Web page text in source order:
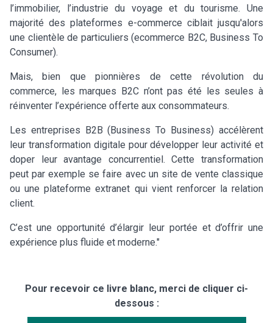
l’immobilier, l’industrie du voyage et du tourisme. Une
majorité des plateformes e-commerce ciblait jusqu'alors
une clientèle de particuliers (ecommerce B2C, Business To
Consumer).
Mais, bien que pionnières de cette révolution du
commerce, les marques B2C n’ont pas été les seules à
réinventer l’expérience offerte aux consommateurs.
Les entreprises B2B (Business To Business) accélèrent
leur transformation digitale pour développer leur activité et
doper leur avantage concurrentiel. Cette transformation
peut par exemple se faire avec un site de vente classique
ou une plateforme extranet qui vient renforcer la relation
client.
C’est une opportunité d’élargir leur portée et d’offrir une
expérience plus fluide et moderne."
Pour recevoir ce livre blanc, merci de cliquer ci-
dessous :